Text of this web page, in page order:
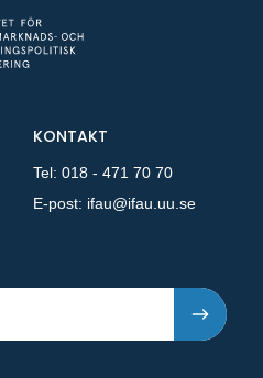
KONTAKT
Tel: 018 - 471 70 70
E-post: ifau@ifau.uu.se